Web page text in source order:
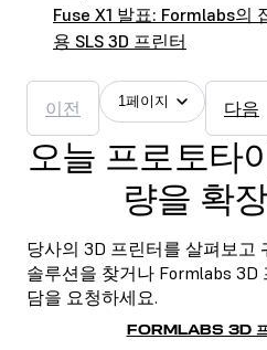
Fuse X1 발표: Formlabs의
용 SLS 3D 프린터
이전 1페이지 다음
오늘 프로토타
량을 확
당사의 3D 프린터를 살펴보고
솔루션을 찾거나 Formlabs 3D
담을 요청하세요.
FORMLABS 3D 프